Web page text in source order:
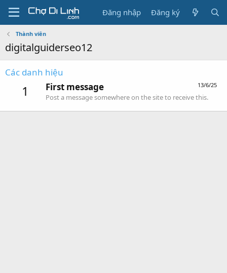
Đăng nhập Đăng ký
Thành viên
digitalguiderseo12
Các danh hiệu
1 13/6/25
First message
Post a message somewhere on the site to receive this.